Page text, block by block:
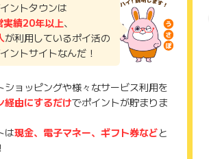
の状態でお問い合わせされる際に、該当の
く場合がございます。
棄された場合は対応いたしかねますので、
ントタウンは
実績20年以上、
が利用しているポイ活の
ントサイトなんだ！
ショッピングや様々なサービス利用を
経由にするだけでポイントが貯まりま
は現金、電子マネー、ギフト券などと